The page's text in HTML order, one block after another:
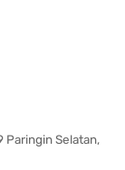
Paringin Selatan,